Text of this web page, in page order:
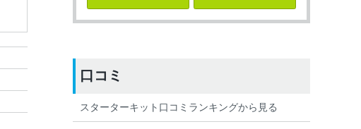
口コミ
スターターキット口コミランキングから見る